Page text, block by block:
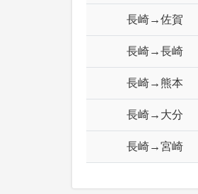
長崎→佐賀
長崎→長崎
長崎→熊本
長崎→大分
長崎→宮崎